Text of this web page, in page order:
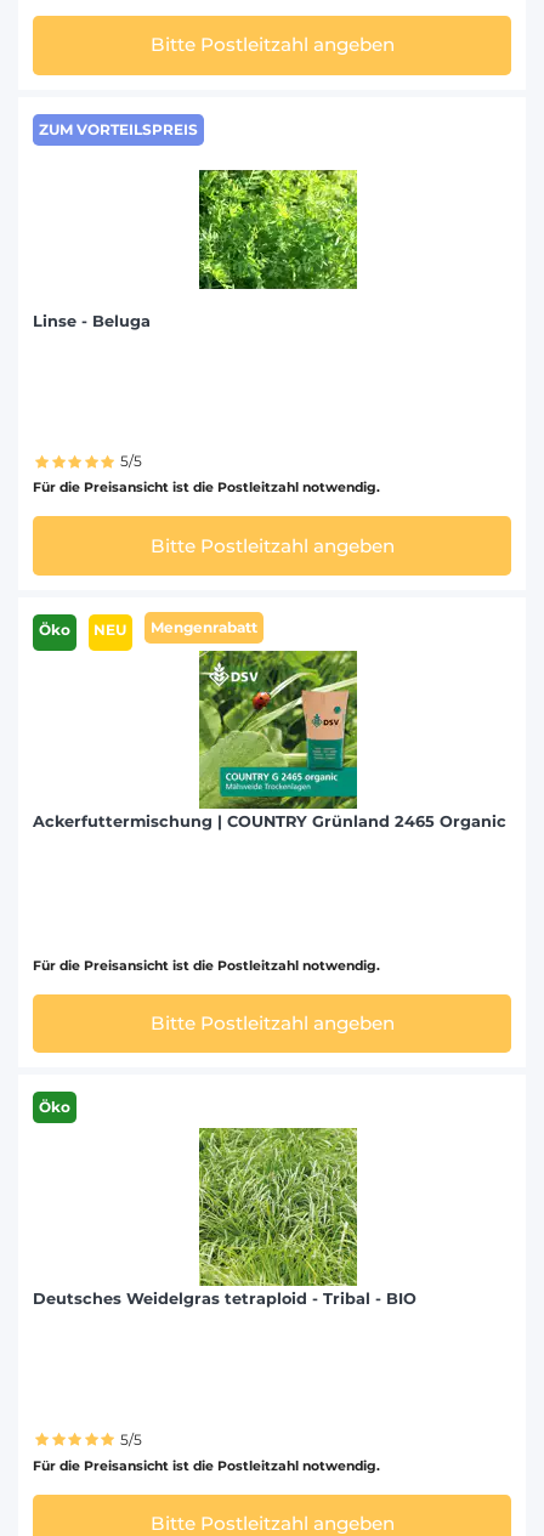
Bitte Postleitzahl angeben
ZUM VORTEILSPREIS
Linse - Beluga
5/5
Für die Preisansicht ist die Postleitzahl notwendig.
Bitte Postleitzahl angeben
Öko NEU Mengenrabatt
Ackerfuttermischung | COUNTRY Grünland 2465 Organic
Für die Preisansicht ist die Postleitzahl notwendig.
Bitte Postleitzahl angeben
Öko
Deutsches Weidelgras tetraploid - Tribal - BIO
5/5
Für die Preisansicht ist die Postleitzahl notwendig.
Bitte Postleitzahl angeben